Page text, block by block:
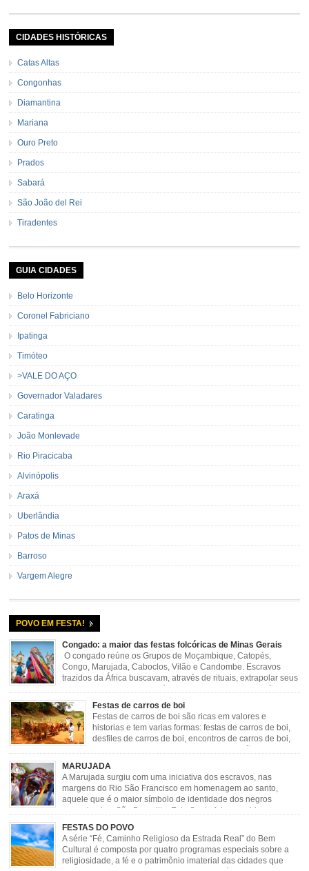
pele e sem sementes 1 pitada de noz moscada Salsa e cebolinha Pimenta
CIDADES HISTÓRICAS
Catas Altas
Congonhas
Diamantina
Mariana
Ouro Preto
Prados
Sabará
São João del Rei
Tiradentes
GUIA CIDADES
Belo Horizonte
Coronel Fabriciano
Ipatinga
Timóteo
>VALE DO AÇO
Governador Valadares
Caratinga
João Monlevade
Rio Piracicaba
Alvinópolis
Araxá
Uberlândia
Patos de Minas
Barroso
Vargem Alegre
POVO EM FESTA!
Congado: a maior das festas folcóricas de Minas Gerais
O congado reúne os Grupos de Moçambique, Catopés,
Congo, Marujada, Caboclos, Vilão e Candombe. Escravos
trazidos da África buscavam, através de rituais, extrapolar seus
destes ritos com a religião católica, imposta aos negros pela Igreja, surgindo
novas histórias que envolviam, sobretudo, Nossa Senhora do […]
Festas de carros de boi
Festas de carros de boi são ricas em valores e
historias e tem varias formas: festas de carros de boi,
desfiles de carros de boi, encontros de carros de boi,
de boi, carreteada, carreiros, candeeiros, boiadas, carapinas, artesãos,
exposição agropecuária, ou seja é um ponto forte […]
MARUJADA
A Marujada surgiu com uma iniciativa dos escravos, nas
margens do Rio São Francisco em homenagem ao santo,
aquele que é o maior símbolo de identidade dos negros
escravizados, São Benedito. Este Santo foi assumido como
sendo milagroso e grande protetor de suas causas. o ponto alto da festa de
São Benedito é a Marujada. […]
FESTAS DO POVO
A série “Fé, Caminho Religioso da Estrada Real” do Bem
Cultural é composta por quatro programas especiais sobre a
religiosidade, a fé e o patrimônio imaterial das cidades que